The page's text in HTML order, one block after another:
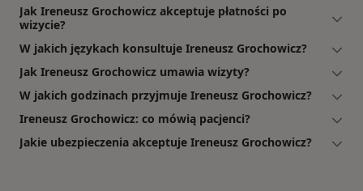
Jak Ireneusz Grochowicz akceptuje płatności po
wizycie?
W jakich językach konsultuje Ireneusz Grochowicz?
Jak Ireneusz Grochowicz umawia wizyty?
W jakich godzinach przyjmuje Ireneusz Grochowicz?
Ireneusz Grochowicz: co mówią pacjenci?
Jakie ubezpieczenia akceptuje Ireneusz Grochowicz?